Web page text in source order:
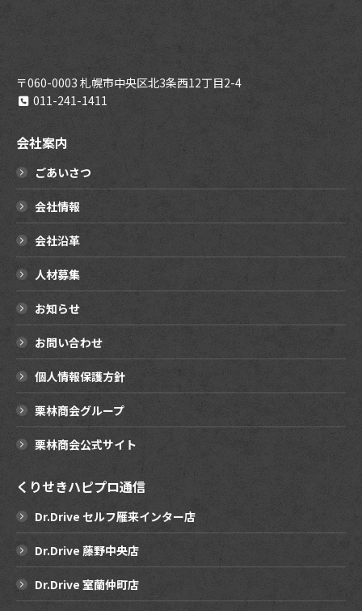
〒060-0003 札幌市中央区北3条西12丁目2-4
011-241-1411
会社案内
ごあいさつ
会社情報
会社沿革
人材募集
お知らせ
お問い合わせ
個人情報保護方針
栗林商会グループ
栗林商会公式サイト
くりせきハピプロ通信
Dr.Drive セルフ雁来インター店
Dr.Drive 藤野中央店
Dr.Drive 室蘭仲町店